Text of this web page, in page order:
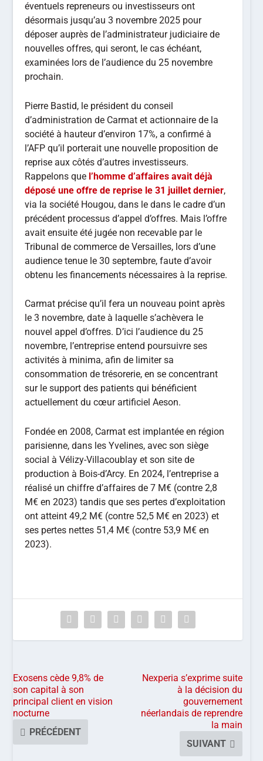
éventuels repreneurs ou investisseurs ont
désormais jusqu’au 3 novembre 2025 pour
déposer auprès de l’administrateur judiciaire de
nouvelles offres, qui seront, le cas échéant,
examinées lors de l’audience du 25 novembre
prochain.
Pierre Bastid, le président du conseil
d’administration de Carmat et actionnaire de la
société à hauteur d’environ 17%, a confirmé à
l’AFP qu’il porterait une nouvelle proposition de
reprise aux côtés d’autres investisseurs.
Rappelons que l’homme d’affaires avait déjà
déposé une offre de reprise le 31 juillet dernier,
via la société Hougou, dans le dans le cadre d’un
précédent processus d’appel d’offres. Mais l’offre
avait ensuite été jugée non recevable par le
Tribunal de commerce de Versailles, lors d’une
audience tenue le 30 septembre, faute d’avoir
obtenu les financements nécessaires à la reprise.
Carmat précise qu’il fera un nouveau point après
le 3 novembre, date à laquelle s’achèvera le
nouvel appel d’offres. D’ici l’audience du 25
novembre, l’entreprise entend poursuivre ses
activités à minima, afin de limiter sa
consommation de trésorerie, en se concentrant
sur le support des patients qui bénéficient
actuellement du cœur artificiel Aeson.
Fondée en 2008, Carmat est implantée en région
parisienne, dans les Yvelines, avec son siège
social à Vélizy-Villacoublay et son site de
production à Bois-d’Arcy. En 2024, l’entreprise a
réalisé un chiffre d’affaires de 7 M€ (contre 2,8
M€ en 2023) tandis que ses pertes d’exploitation
ont atteint 49,2 M€ (contre 52,5 M€ en 2023) et
ses pertes nettes 51,4 M€ (contre 53,9 M€ en
2023).
Exosens cède 9,8% de
son capital à son
principal client en vision
nocturne
PRÉCÉDENT
Nexperia s’exprime suite
à la décision du
gouvernement
néerlandais de reprendre
la main
SUIVANT